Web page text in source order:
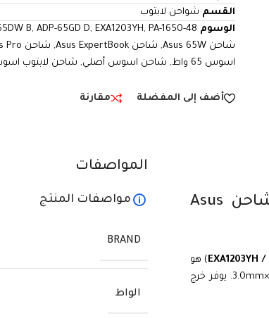
القسم شواحن لابتوب
الوسوم
B,ADP-65GD D,EXA1203YH,PA-1650-48
شاحن Asus 65W
, شاحن Asus ExpertBook , شاحن Asus Pro
اسوس 65 واط
, شاحن اسوس أصلي, شاحن لابتوب
أضف إلى المفضلة مقارنة
– ADP-65GD D – شاحن Asus
EXA1203YH ) هو
التي تستخدم موصل 4.5×3.0mm. يوفر خرج
المواصفات
مواصفات المنتج
BRAND
الواط